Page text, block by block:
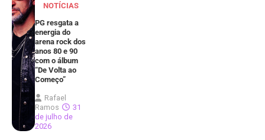
NOTÍCIAS
PG resgata a
energia do
arena rock dos
anos 80 e 90
com o álbum
“De Volta ao
Começo”
Rafael
Ramos
31
de julho de
2026